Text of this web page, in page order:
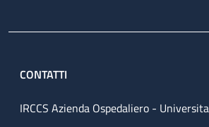
CONTATTI
IRCCS Azienda Ospedaliero -